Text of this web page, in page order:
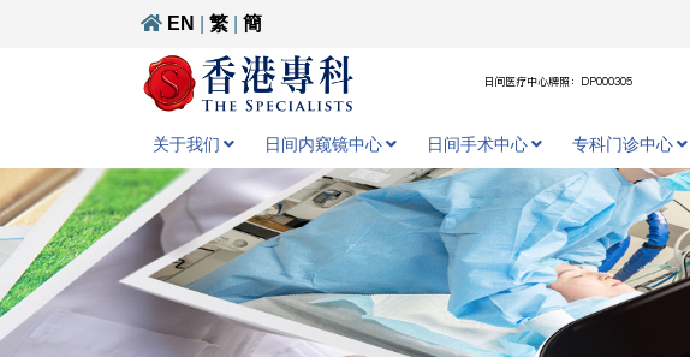
EN 繁 簡
日间医疗中心牌照：DP000305
关于我们 日间内窥镜中心 日间手术中心 专科门诊中心